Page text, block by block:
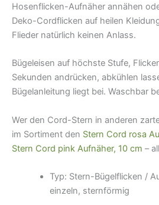
Hosenflicken-Aufnäher annähen
Deko-Cordflicken auf heilen
Flieder natürlich keinen Anlass.
Bügeleisen auf höchste Stufe,
Sekunden andrücken, abkühlen
Bügelanleitung liegt bei. Waschbar
Wer den Cord-Stern in anderen
im Sortiment den Stern Cord rosa
Stern Cord pink Aufnäher, 10 cm –
Typ: Stern-Bügelflicken /
einzeln, sternförmig